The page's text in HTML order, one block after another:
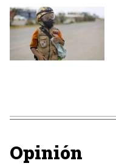
Opinión